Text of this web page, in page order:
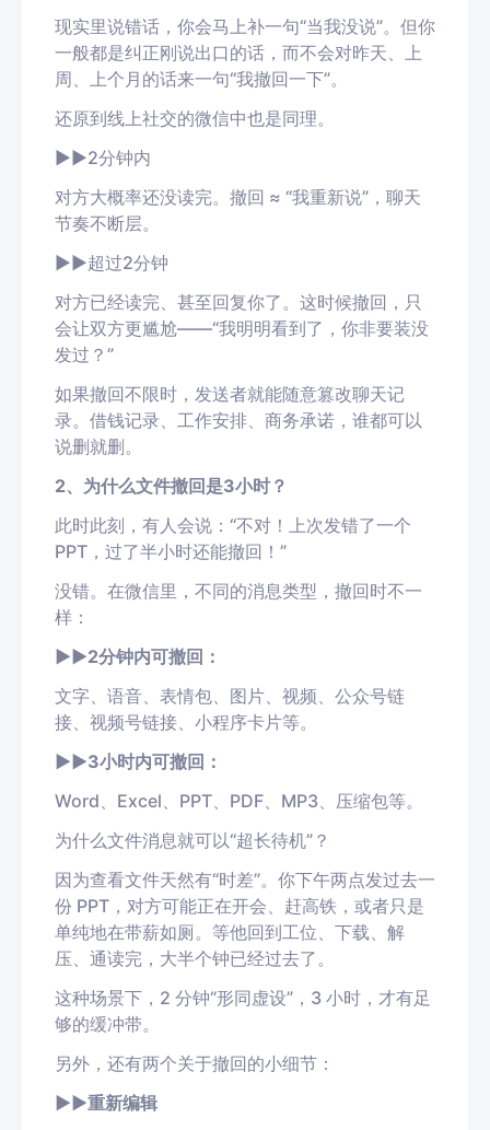
现实里说错话，你会马上补一句“当我没说”。但你
一般都是纠正刚说出口的话，而不会对昨天、上
周、上个月的话来一句“我撤回一下”。
还原到线上社交的微信中也是同理。
▶▶2分钟内
对方大概率还没读完。撤回 ≈ “我重新说”，聊天
节奏不断层。
▶▶超过2分钟
对方已经读完、甚至回复你了。这时候撤回，只
会让双方更尴尬——“我明明看到了，你非要装没
发过？”
如果撤回不限时，发送者就能随意篡改聊天记
录。借钱记录、工作安排、商务承诺，谁都可以
说删就删。
2、为什么文件撤回是3小时？
此时此刻，有人会说：“不对！上次发错了一个
PPT，过了半小时还能撤回！”
没错。在微信里，不同的消息类型，撤回时不一
样：
▶▶2分钟内可撤回：
文字、语音、表情包、图片、视频、公众号链
接、视频号链接、小程序卡片等。
▶▶3小时内可撤回：
Word、Excel、PPT、PDF、MP3、压缩包等。
为什么文件消息就可以“超长待机”？
因为查看文件天然有“时差”。你下午两点发过去一
份 PPT，对方可能正在开会、赶高铁，或者只是
单纯地在带薪如厕。等他回到工位、下载、解
压、通读完，大半个钟已经过去了。
这种场景下，2 分钟“形同虚设”，3 小时，才有足
够的缓冲带。
另外，还有两个关于撤回的小细节：
▶▶重新编辑